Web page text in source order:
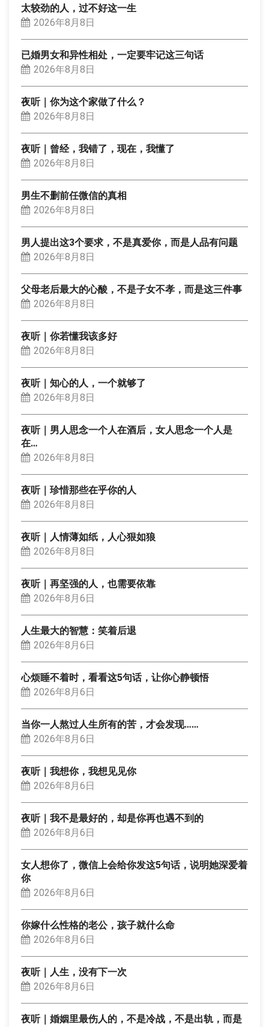
太较劲的人，过不好这一生
2026年8月8日
已婚男女和异性相处，一定要牢记这三句话
2026年8月8日
夜听｜你为这个家做了什么？
2026年8月8日
夜听｜曾经，我错了，现在，我懂了
2026年8月8日
男生不删前任微信的真相
2026年8月8日
男人提出这3个要求，不是真爱你，而是人品有问题
2026年8月8日
父母老后最大的心酸，不是子女不孝，而是这三件事
2026年8月8日
夜听｜你若懂我该多好
2026年8月8日
夜听｜知心的人，一个就够了
2026年8月8日
夜听｜男人思念一个人在酒后，女人思念一个人是
在…
2026年8月8日
夜听｜珍惜那些在乎你的人
2026年8月8日
夜听｜人情薄如纸，人心狠如狼
2026年8月8日
夜听｜再坚强的人，也需要依靠
2026年8月6日
人生最大的智慧：笑着后退
2026年8月6日
心烦睡不着时，看看这5句话，让你心静顿悟
2026年8月6日
当你一人熬过人生所有的苦，才会发现……
2026年8月6日
夜听｜我想你，我想见见你
2026年8月6日
夜听｜我不是最好的，却是你再也遇不到的
2026年8月6日
女人想你了，微信上会给你发这5句话，说明她深爱着
你
2026年8月6日
你嫁什么性格的老公，孩子就什么命
2026年8月6日
夜听｜人生，没有下一次
2026年8月6日
夜听｜婚姻里最伤人的，不是冷战，不是出轨，而是